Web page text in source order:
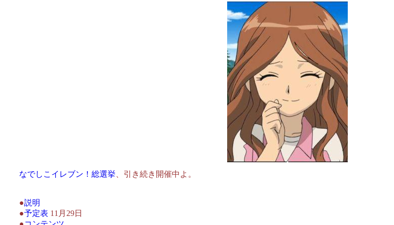
なでしこイレブン！総選挙 、引き続き開催中よ。
●説明
●予定表 11月29日